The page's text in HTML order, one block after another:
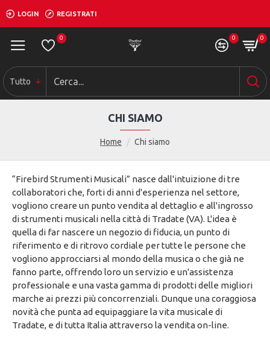
LOGIN REGISTRATI
0 0 0
Tutto
Home Chi siamo
CHI SIAMO
“Firebird Strumenti Musicali” nasce dall'intuizione di tre
collaboratori che, forti di anni d'esperienza nel settore,
vogliono creare un punto vendita al dettaglio e all'ingrosso
di strumenti musicali nella città di Tradate (VA). L'idea è
quella di far nascere un negozio di fiducia, un punto di
riferimento e di ritrovo cordiale per tutte le persone che
vogliono approcciarsi al mondo della musica o che già ne
fanno parte, offrendo loro un servizio e un'assistenza
professionale e una vasta gamma di prodotti delle migliori
marche ai prezzi più concorrenziali. Dunque una coraggiosa
novità che punta ad equipaggiare la vita musicale di
Tradate, e di tutta Italia attraverso la vendita on-line.